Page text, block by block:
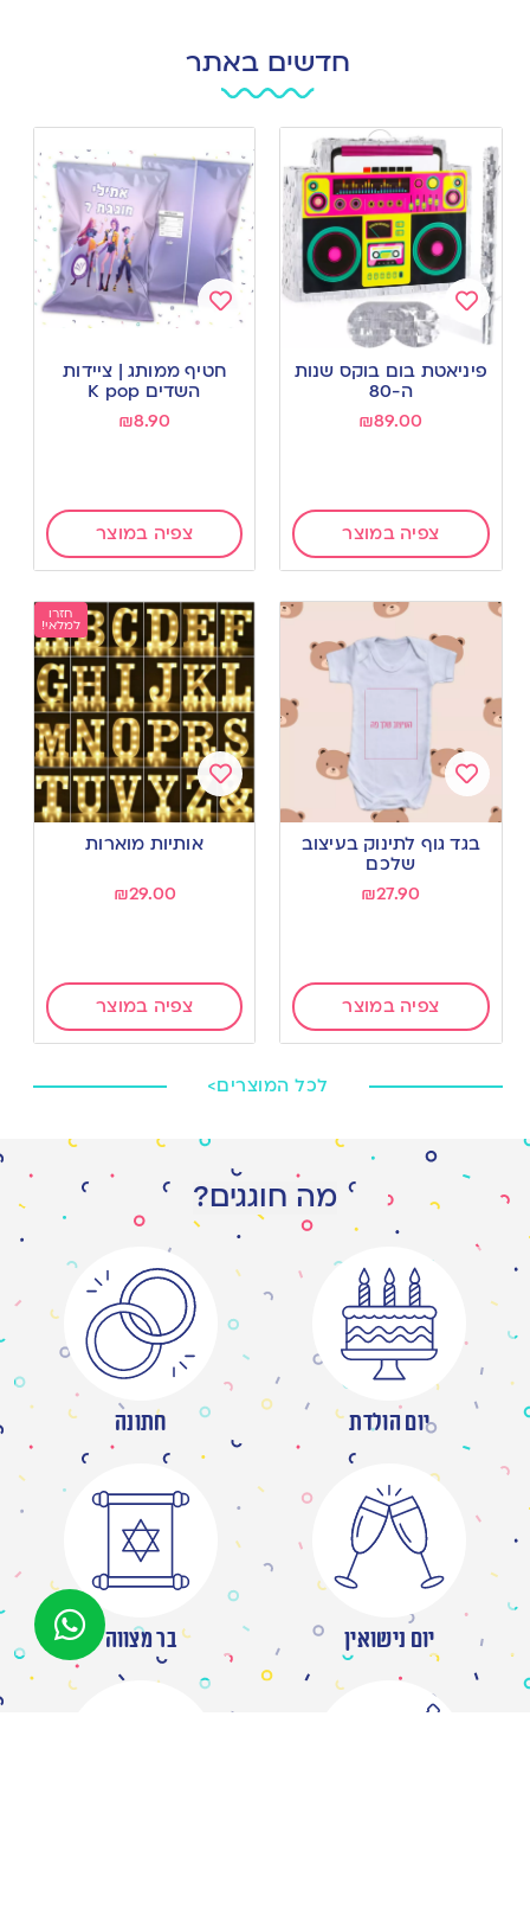
חדשים באתר
Add
to
wishlist
פיניאטת בום בוקס שנות
ה-80
₪89.00
צפיה במוצר
wishlist
חטיף ממותג | ציידות
השדים K pop
₪8.90
צפיה במוצר
to
wishlist
בגד גוף לתינוק בעיצוב
שלכם
₪27.90
צפיה במוצר
חזרו
למלאי!
Add
wishlist
אותיות מוארות
₪29.00
צפיה במוצר
לכל המוצרים>
מה חוגגים?
יום הולדת חתונה
יום נישואין בר מצווה